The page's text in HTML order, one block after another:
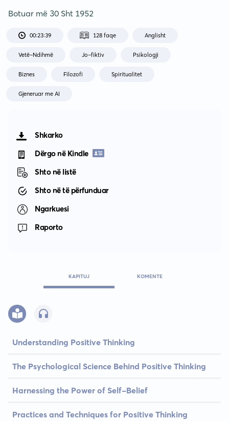
Botuar më 30 Sht 1952
00:23:39 128 faqe Anglisht
Vetë-Ndihmë Jo-fiktiv Psikologji
Biznes Filozofi Spiritualitet
Gjeneruar me AI
Shkarko
Dërgo në Kindle
Shto në listë
Shto në të përfunduar
Ngarkuesi
Raporto
KAPITUJ KOMENTE
Understanding Positive Thinking
The Psychological Science Behind Positive Thinking
Harnessing the Power of Self-Belief
Practices and Techniques for Positive Thinking